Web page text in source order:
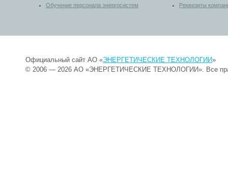
Обучение персонала энергосистем Реквизиты
Официальный сайт АО «ЭНЕРГЕТИЧЕСКИЕ ТЕХНОЛОГИИ»
© 2006 — 2026 АО «ЭНЕРГЕТИЧЕСКИЕ ТЕХНОЛОГИИ». Все